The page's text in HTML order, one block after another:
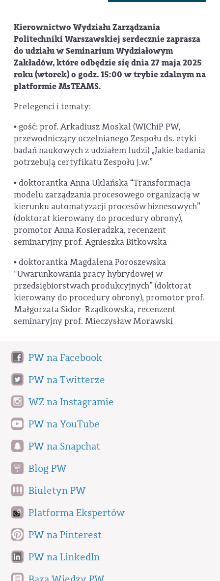
Kierownictwo Wydziału Zarządzania
Politechniki Warszawskiej serdecznie zaprasza
do udziału w Seminarium Wydziałowym
Zakładów, które odbędzie się dnia 27 maja 2025
roku (wtorek) o godz. 15:00 w trybie zdalnym na
platformie MsTEAMS.
Prelegenci i tematy:
• gość: prof. Arkadiusz Moskal (WIChiP PW,
przewodniczący uczelnianego Zespołu ds. etyki
badań naukowych z udziałem ludzi) „Jakie badania
potrzebują certyfikatu Zespołu j.w.”
• doktorantka Anna Uklańska “Transformacja
modelu zarządzania procesowego organizacją w
kierunku automatyzacji procesów biznesowych”
(doktorat kierowany do procedury obrony),
promotor Anna Kosieradzka, recenzent
seminaryjny prof. Agnieszka Bitkowska
• doktorantka Magdalena Poroszewska
"Uwarunkowania pracy hybrydowej w
przedsiębiorstwach produkcyjnych” (doktorat
kierowany do procedury obrony), promotor prof.
Małgorzata Sidor-Rządkowska, recenzent
seminaryjny prof. Mieczysław Morawski
PW na Facebook
PW na Twitterze
WZ na Instagramie
PW na YouTube
PW na Snapchat
Blog PW
Biuletyn PW
Platforma Ekspertów
PW na Pinterest
PW na LinkedIn